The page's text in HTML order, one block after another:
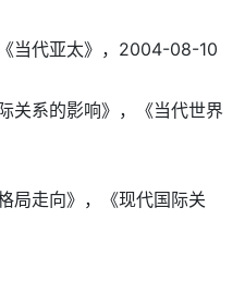
当代亚太》，2004-08-10
关系的影响》，《当代世界
局走向》，《现代国际关